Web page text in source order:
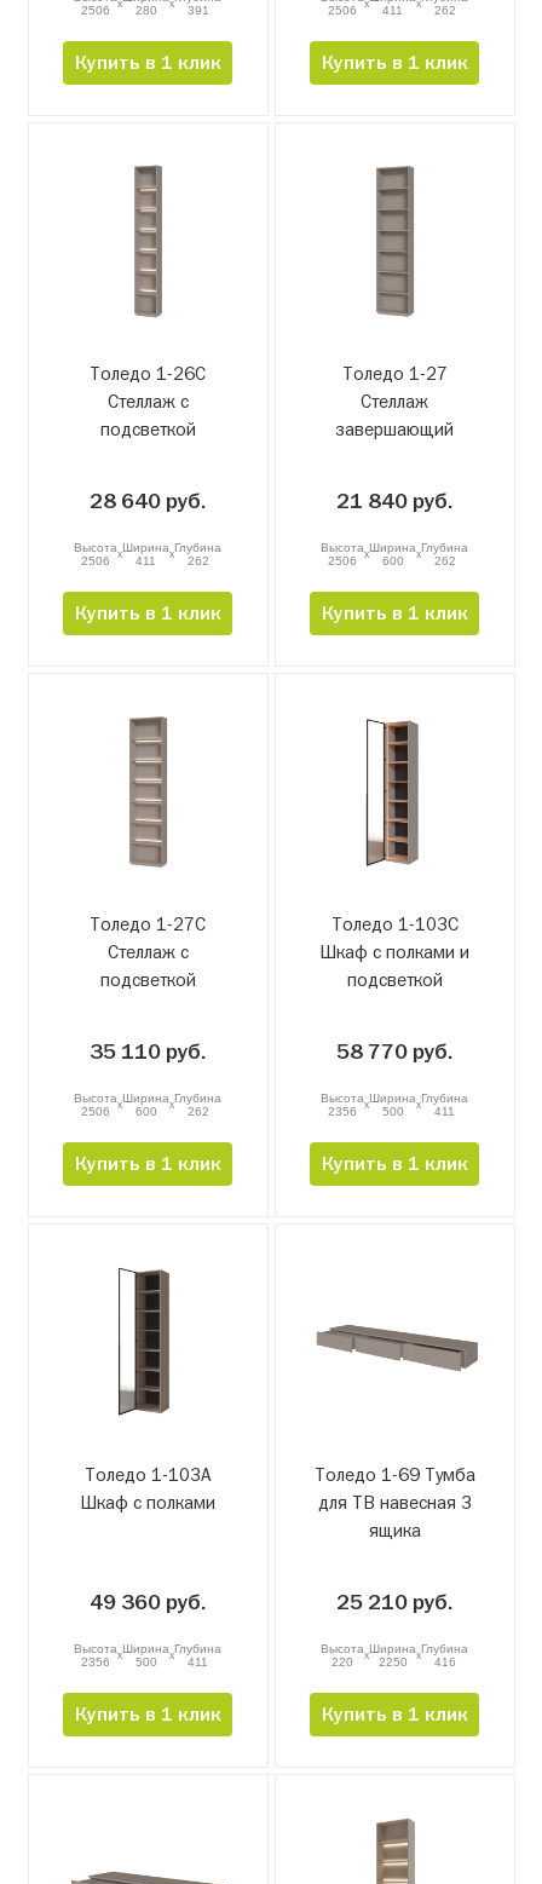
2506
280
391
Купить в 1 клик
2506
411
262
Купить в 1 клик
Толедо 1-26С
Стеллаж с
подсветкой
28 640 руб.
Высота
2506
xШирина
411
xГлубина
262
Купить в 1 клик
Толедо 1-27
Стеллаж
завершающий
21 840 руб.
Высота
2506
xШирина
600
xГлубина
262
Купить в 1 клик
Толедо 1-27С
Стеллаж с
подсветкой
35 110 руб.
Высота
2506
xШирина
600
xГлубина
262
Купить в 1 клик
Толедо 1-103С
Шкаф с полками и
подсветкой
58 770 руб.
Высота
2356
xШирина
500
xГлубина
411
Купить в 1 клик
Толедо 1-103А
Шкаф с полками
49 360 руб.
Высота
2356
xШирина
500
xГлубина
411
Купить в 1 клик
Толедо 1-69 Тумба
для ТВ навесная 3
ящика
25 210 руб.
Высота
220
xШирина
2250
xГлубина
416
Купить в 1 клик